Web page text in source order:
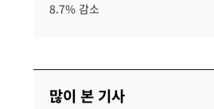
8.7% 감소
많이 본 기사